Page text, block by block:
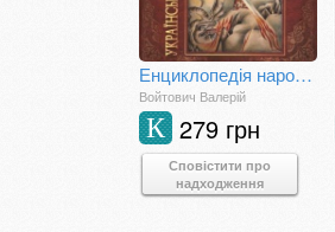
Енциклопедія народних вірувань
Войтович Валерій
279 грн
К
Сповістити про
надходження